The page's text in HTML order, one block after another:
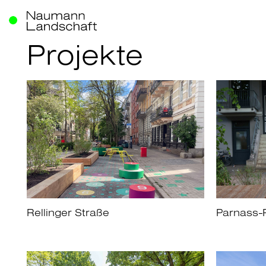
Projekte
Rellinger Straße Parnass-